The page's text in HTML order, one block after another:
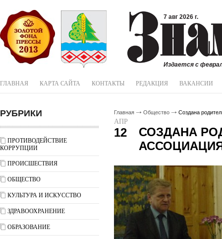
7 авг 2026 г.
Издается с
ГЛАВНАЯ КАРТА САЙТА КОНТАКТЫ РЕДАКЦИЯ ВАКАНСИИ
РУБРИКИ
ПРОТИВОДЕЙСТВИЕ
КОРРУПЦИИ
ПРОИСШЕСТВИЯ
ОБЩЕСТВО
КУЛЬТУРА И ИСКУССТВО
ЗДРАВООХРАНЕНИЕ
ОБРАЗОВАНИЕ
Главная Общество Создана
АПР
12
СОЗДАНА